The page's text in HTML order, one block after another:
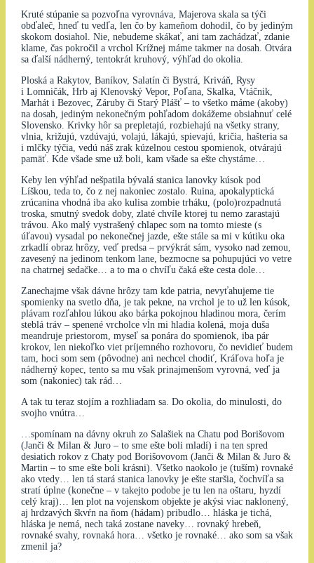
Kruté stúpanie sa pozvoľna vyrovnáva, Majerova skala sa týči
obďaleč, hneď tu vedľa, len čo by kameňom dohodil, čo by jediným
skokom dosiahol. Nie, nebudeme skákať, ani tam zachádzať, zdanie
klame, čas pokročil a vrchol Krížnej máme takmer na dosah. Otvára
sa ďalší nádherný, tentokrát kruhový, výhľad do okolia.
Ploská a Rakytov, Baníkov, Salatín či Bystrá, Kriváň, Rysy
i Lomničák, Hrb aj Klenovský Vepor, Poľana, Skalka, Vtáčnik,
Marhát i Bezovec, Záruby či Starý Plášť – to všetko máme (akoby)
na dosah, jediným nekonečným pohľadom dokážeme obsiahnuť celé
Slovensko. Krivky hôr sa prepletajú, rozbiehajú na všetky strany,
vlnia, križujú, vzdúvajú, volajú, lákajú, spievajú, kričia, hašteria sa
i mlčky týčia, vedú náš zrak kúzelnou cestou spomienok, otvárajú
pamäť. Kde všade sme už boli, kam všade sa ešte chystáme…
Keby len výhľad nešpatila bývalá stanica lanovky kúsok pod
Líškou, teda to, čo z nej nakoniec zostalo. Ruina, apokalyptická
zrúcanina vhodná iba ako kulisa zombie trháku, (polo)rozpadnutá
troska, smutný svedok doby, zlaté chvíle ktorej tu nemo zarastajú
trávou. Ako malý vystrašený chlapec som na tomto mieste (s
úľavou) vysadal po nekonečnej jazde, ešte stále sa mi v kútiku oka
zrkadlí obraz hrôzy, veď predsa – prvýkrát sám, vysoko nad zemou,
zavesený na jedinom tenkom lane, bezmocne sa pohupujúci vo vetre
na chatrnej sedačke… a to ma o chvíľu čaká ešte cesta dole…
Zanechajme však dávne hrôzy tam kde patria, nevyťahujeme tie
spomienky na svetlo dňa, je tak pekne, na vrchol je to už len kúsok,
plávam rozľahlou lúkou ako bárka pokojnou hladinou mora, čerím
steblá tráv – spenené vrcholce vĺn mi hladia kolená, moja duša
meandruje priestorom, myseľ sa ponára do spomienok, iba pár
krokov, len niekoľko viet príjemného rozhovoru, čo nevidieť budem
tam, hoci som sem (pôvodne) ani nechcel chodiť, Kráľova hoľa je
nádherný kopec, tento sa mu však prinajmenšom vyrovná, veď ja
som (nakoniec) tak rád…
A tak tu teraz stojím a rozhliadam sa. Do okolia, do minulosti, do
svojho vnútra…
…spomínam na dávny okruh zo Salašiek na Chatu pod Borišovom
(Janči & Milan & Juro – to sme ešte boli mladí) i na ten spred
desiatich rokov z Chaty pod Borišovovom (Janči & Milan & Juro &
Martin – to sme ešte boli krásni). Všetko naokolo je (tuším) rovnaké
ako vtedy… len tá stará stanica lanovky je ešte staršia, čochvíľa sa
stratí úplne (konečne – v takejto podobe je tu len na oštaru, hyzdí
celý kraj)… len plot na vojenskom objekte je akýsi viac naklonený,
aj hrdzavých škvŕn na ňom (hádam) pribudlo… hláska je tichá,
hláska je nemá, nech taká zostane naveky… rovnaký hrebeň,
rovnaké svahy, rovnaká hora… všetko je rovnaké… ako som sa však
zmenil ja?